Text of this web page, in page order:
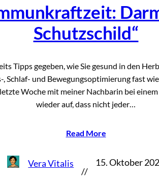
Schutzschild“
Tipps gegeben, wie Sie gesund in den
, Schlaf- und Bewegungsoptimierung fast
Woche mit meiner Nachbarin bei einem
wieder auf, dass nicht jeder…
Read More
Vera Vitalis
//
15. Oktober